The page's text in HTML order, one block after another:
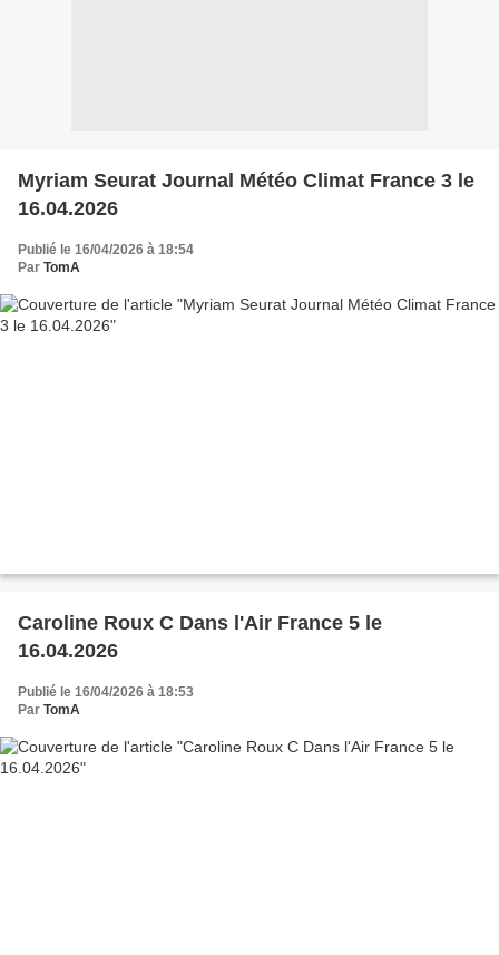
Myriam Seurat Journal Météo Climat France 3 le
16.04.2026
Publié le 16/04/2026 à 18:54
Par TomA
Caroline Roux C Dans l'Air France 5 le
16.04.2026
Publié le 16/04/2026 à 18:53
Par TomA